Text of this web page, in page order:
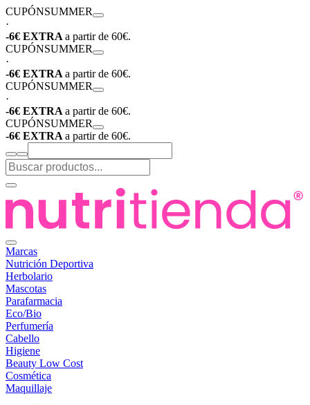
CUPÓNSUMMER
·
-6€ EXTRA a partir de 60€.
CUPÓNSUMMER
·
-6€ EXTRA a partir de 60€.
CUPÓNSUMMER
·
-6€ EXTRA a partir de 60€.
CUPÓNSUMMER
-6€ EXTRA a partir de 60€.
Marcas
Nutrición Deportiva
Herbolario
Mascotas
Parafarmacia
Eco/Bio
Perfumería
Cabello
Higiene
Beauty Low Cost
Cosmética
Maquillaje